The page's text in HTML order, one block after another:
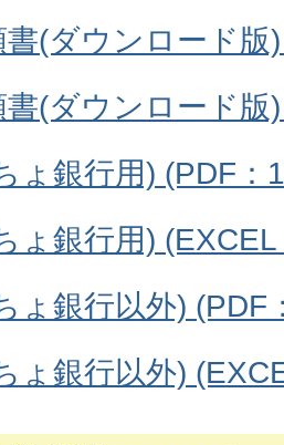
書(ダウンロード版
書(ダウンロード
ょ銀行用) (PDF：
ょ銀行用)
ょ銀行以外) (PDF
ょ銀行以外)